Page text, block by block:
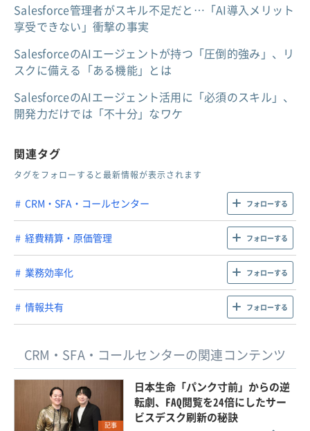
Salesforce管理者がスキル不足だと…「AI導入メリット
享受できない」衝撃の事実
SalesforceのAIエージェントが持つ「圧倒的強み」、リ
スクに備える「ある機能」とは
SalesforceのAIエージェント活用に「必須のスキル」、
開発力だけでは「不十分」なワケ
関連タグ
タグをフォローすると最新情報が表示されます
CRM・SFA・コールセンター フォローする
経費精算・原価管理 フォローする
業務効率化 フォローする
情報共有 フォローする
CRM・SFA・コールセンターの関連コンテンツ
記事
日本生命「パンク寸前」からの逆
転劇、FAQ閲覧を24倍にしたサー
ビスデスク刷新の秘訣